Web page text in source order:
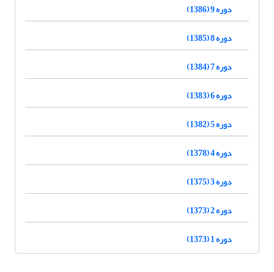
دوره 9 (1386)
دوره 8 (1385)
دوره 7 (1384)
دوره 6 (1383)
دوره 5 (1382)
دوره 4 (1378)
دوره 3 (1375)
دوره 2 (1373)
دوره 1 (1373)